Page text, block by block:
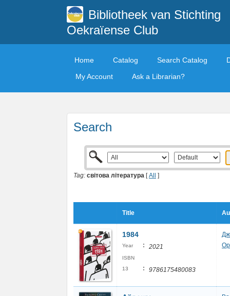
Bibliotheek van Stichting
Oekraïense Club
Home Catalog Search Catalog
My Account
Ask a Librarian?
Search
Tag: світова література [All ]
Title
1984
Year : 2021
ISBN
13
: 9786175480083